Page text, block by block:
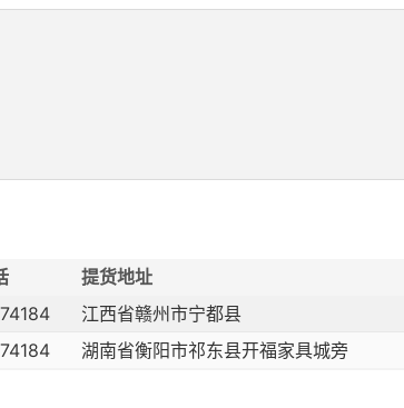
提货地址
江西省赣州市宁都县
湖南省衡阳市祁东县开福家具城旁